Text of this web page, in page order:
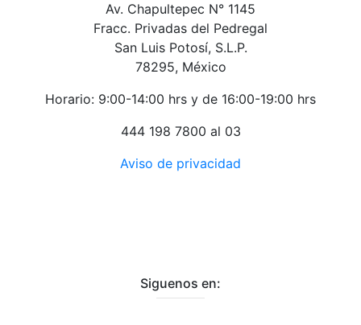
Av. Chapultepec N° 1145
Fracc. Privadas del Pedregal
San Luis Potosí, S.L.P.
78295, México
Horario: 9:00-14:00 hrs y de 16:00-19:00 hrs
444 198 7800 al 03
Aviso de privacidad
Siguenos en: